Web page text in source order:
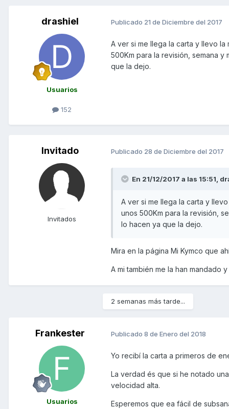
drashiel
Usuarios
152
Publicado 21 de Diciembre del 2017
A ver si me llega la carta y llevo
500Km para la revisión, semana
que la dejo.
Invitado
Invitados
Publicado 28 de Diciembre del 2017
En 21/12/2017 a las 15:51,
A ver si me llega la carta y
unos 500Km para la revisión,
lo hacen ya que la dejo.
Mira en la página Mi Kymco que
A mi también me la han mandado
2 semanas más tarde...
Frankester
Usuarios
Publicado 8 de Enero del 2018
Yo recibí la carta a primeros de
La verdad és que si he notado
velocidad alta.
Esperemos que ea fácil de